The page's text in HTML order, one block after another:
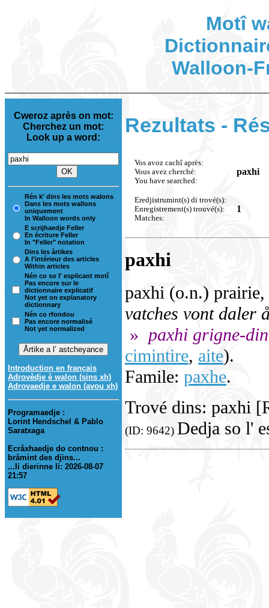
Motî
Walloon-
Cweroz après on mot:
Cherchez un mot:
Look up a word:
Rén k' dins les mots walons
Dans les mots wallons
uniquement
In Walloon words only
E scrijhaedje Feller
En écriture Feller
In "Feller" notation
Dins les årtikes
A l'intérieur des articles
Within articles
Nén co so l' esplicant motî
Pas encore sur le
dictionnaire explicatif
Not yet on explanatory
dictionnary
Nén co rfondou
Pas encore normalisé
Not yet normalized
Introduction en français
Adrovèdje è walon (sins xh)
Adrovaedje e walon (avou xh)
Programaedje :
Lorint Hendschel & Pablo
Saratxaga
Ecråxhaedje do contnou :
bråmint des djins...
...li dierinne li: 2026-08-07
21:57
Rezultats -
Vos avoz cachî après:
Vous avez cherché:
You have searched:
paxhi
Eredjistrumint(s) di trové(s):
Enregistrement(s) trouvé(s):
Matches:
1
paxhi
paxhi (o.n.)
vatches vont daler
» paxhi grigne-
cimintire, aite).
Famile: paxhe.
Trové dins: paxhi
(ID: 9642) Dedja so l'